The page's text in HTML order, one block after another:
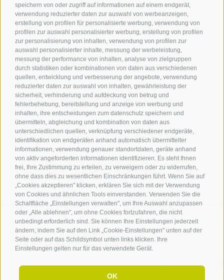
speichern von oder zugriff auf informationen auf einem endgerät,
verwendung reduzierter daten zur auswahl von werbeanzeigen,
erstellung von profilen für personalisierte werbung, verwendung von
profilen zur auswahl personalisierter werbung, erstellung von profilen
zur personalisierung von inhalten, verwendung von profilen zur
auswahl personalisierter inhalte, messung der werbeleistung,
messung der performance von inhalten, analyse von zielgruppen
durch statistiken oder kombinationen von daten aus verschiedenen
quellen, entwicklung und verbesserung der angebote, verwendung
reduzierter daten zur auswahl von inhalten, gewährleistung der
sicherheit, verhinderung und aufdeckung von betrug und
fehlerbehebung, bereitstellung und anzeige von werbung und
inhalten, ihre entscheidungen zum datenschutz speichern und
übermitteln, abgleichung und kombination von daten aus
unterschiedlichen quellen, verknüpfung verschiedener endgeräte,
identifikation von endgeräten anhand automatisch übermittelter
informationen, verwendung genauer standortdaten, geräte anhand
von aktiv angeforderten informationen identifizieren. Es steht Ihnen
frei, Ihre Zustimmung zu erteilen, zu verweigern oder zu widerrufen,
ohne dass dies zu wesentlichen Einschränkungen führt. Wenn Sie auf
„Cookies akzeptieren" klicken, erklären Sie sich mit der Verwendung
von Cookies und ähnlichen Tools einverstanden. Verwenden Sie die
Schaltfläche „Einstellungen verwalten", um Ihre Auswahl anzupassen
oder „Alle ablehnen", um ohne Cookies fortzufahren, die nicht
unbedingt erforderlich sind. Sie können Ihre Einstellungen jederzeit
ändern, indem Sie auf den Link „Cookie-Einstellungen" unten auf der
Seite oder auf das Schildsymbol unten links klicken. Ihre
Einstellungen gelten nur für das verwendete Gerät.
OK
Kontakt
Tourismusverein Terlan
Dr.-Weiser-Platz 2
I - 39018 Terlan BZ
Tel. +39 0471 257 165
info@terlan.info
ANREISE